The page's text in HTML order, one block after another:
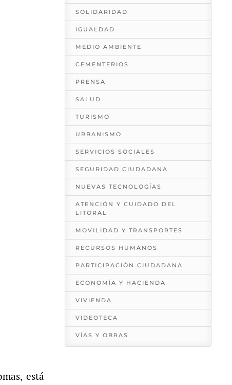
está
SOLIDARIDAD
IGUALDAD
MEDIO AMBIENTE
CEMENTERIOS
PRENSA
SALUD
TURISMO
URBANISMO
SERVICIOS SOCIALES
SEGURIDAD CIUDADANA
NUEVAS TECNOLOGÍAS
ATENCIÓN Y CUIDADO DEL
LITORAL
MOVILIDAD Y TRANSPORTES
RECURSOS HUMANOS
PARTICIPACIÓN CIUDADANA
ECONOMÍA Y HACIENDA
VIVIENDA
VIDEOTECA
VÍAS Y OBRAS